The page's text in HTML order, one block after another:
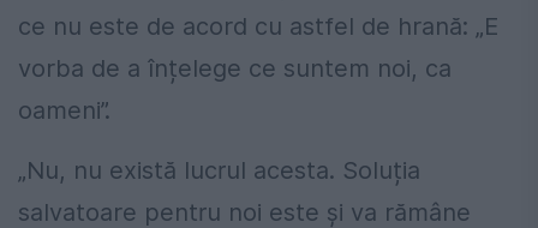
ce nu este de acord cu astfel de hrană: „E
vorba de a înțelege ce suntem noi, ca
oameni”.
„Nu, nu există lucrul acesta. Soluția
salvatoare pentru noi este și va rămâne